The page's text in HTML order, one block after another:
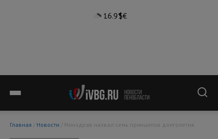
16.9°$€
Главная / Новости / Минздрав назвал семь принципов долголетия